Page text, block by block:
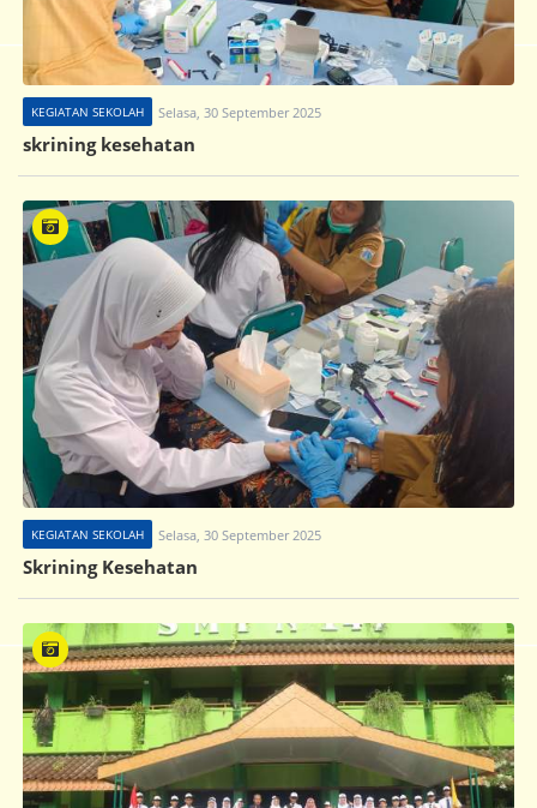
KEGIATAN SEKOLAH Selasa, 30 September 2025
skrining kesehatan
KEGIATAN SEKOLAH Selasa, 30 September 2025
Skrining Kesehatan